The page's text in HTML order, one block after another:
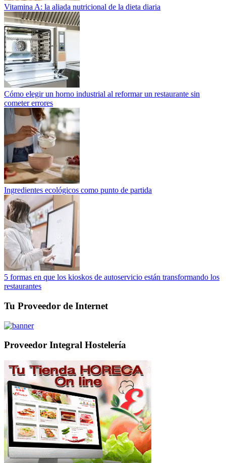
Vitamina A: la aliada nutricional de la dieta diaria
Cómo elegir un horno industrial al reformar un restaurante sin
cometer errores
Ingredientes ecológicos como punto de partida
5 formas en que los kioskos de autoservicio están transformando los
restaurantes
Tu Proveedor de Internet
Proveedor Integral Hostelería